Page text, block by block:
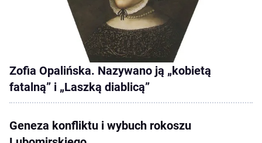
Zofia Opalińska. Nazywano ją „kobietą
fatalną” i „Laszką diablicą”
Geneza konfliktu i wybuch rokoszu